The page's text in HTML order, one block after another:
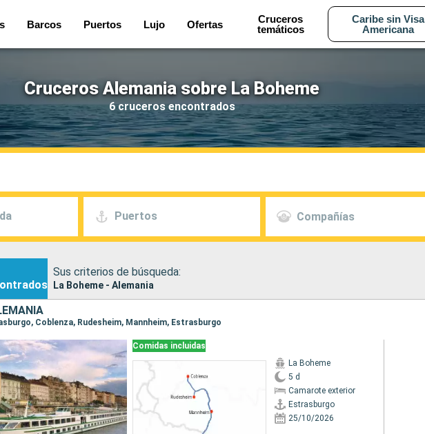
Barcos Puertos Lujo Ofertas
Cruceros
temáticos
Caribe sin Visa
Americana
Cruceros Alemania sobre La Boheme
6 cruceros encontrados
Puertos Compañías
Sus criterios de búsqueda:
La Boheme - Alemania
Coblenza, Rudesheim, Mannheim, Estrasburgo
Comidas incluidas
La Boheme
5 d
Camarote exterior
Estrasburgo
25/10/2026